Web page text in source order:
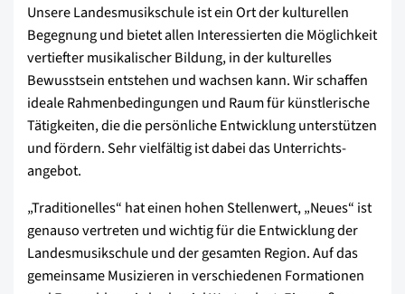
Unsere Landesmusikschule ist ein Ort der kulturellen
Begegnung und bietet allen Interessierten die Möglichkeit
vertiefter musikalischer Bildung, in der kulturelles
Bewusstsein entstehen und wachsen kann. Wir schaffen
ideale Rahmen­bedingungen und Raum für künstlerische
Tätigkeiten, die die persönliche Entwicklung unterstützen
und fördern. Sehr vielfältig ist dabei das Unterrichts­
angebot.
„Traditionelles“ hat einen hohen Stellenwert, „Neues“ ist
genauso vertreten und wichtig für die Entwicklung der
Landes­musikschule und der gesamten Region. Auf das
gemeinsame Musizieren in verschiedenen Formationen